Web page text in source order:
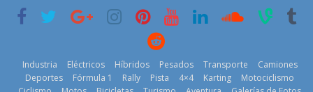
historia
11 de julio de
2026
29 de julio de
Industria Eléctricos Híbridos Pesados Transporte
Camiones
Deportes
Fórmula 1 Rally Pista 4×4 Karting
Motociclismo